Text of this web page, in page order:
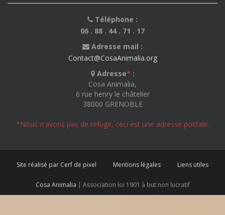
Téléphone :
06 . 88 . 44 . 71 . 17
Adresse mail :
Contact@CosaAnimalia.org
Adresse* :
Cosa Animalia,
6 rue henry le châtelier
38000 GRENOBLE
*Nous n'avons pas de refuge, ceci est une adresse postale.
Site réalisé par Cerf de pixel Mentions légales Liens utiles
Cosa Animalia | Association loi 1901 à but non lucratif